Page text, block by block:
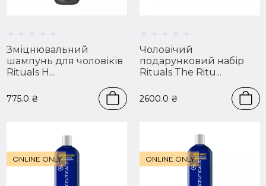
Зміцнювальний
шампунь для чоловіків
Rituals H...
775.0 ₴
Чоловічий
подарунковий набір
Rituals The Ritu...
2600.0 ₴
ONLINE ONLY ONLINE ONLY